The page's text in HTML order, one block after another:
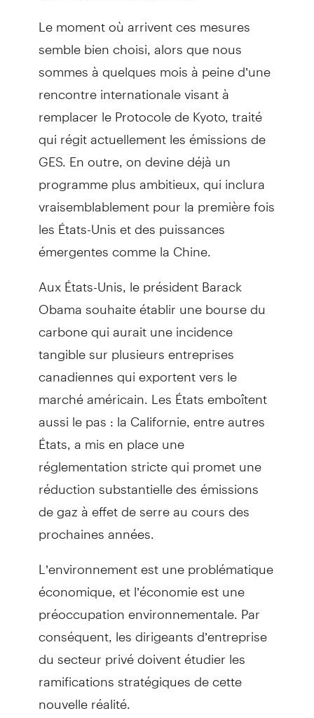
Le moment où arrivent ces mesures
semble bien choisi, alors que nous
sommes à quelques mois à peine d’une
rencontre internationale visant à
remplacer le Protocole de Kyoto, traité
qui régit actuellement les émissions de
GES. En outre, on devine déjà un
programme plus ambitieux, qui inclura
vraisemblablement pour la première fois
les États-Unis et des puissances
émergentes comme la Chine.
Aux États-Unis, le président Barack
Obama souhaite établir une bourse du
carbone qui aurait une incidence
tangible sur plusieurs entreprises
canadiennes qui exportent vers le
marché américain. Les États emboîtent
aussi le pas : la Californie, entre autres
États, a mis en place une
réglementation stricte qui promet une
réduction substantielle des émissions
de gaz à effet de serre au cours des
prochaines années.
L’environnement est une problématique
économique, et l’économie est une
préoccupation environnementale. Par
conséquent, les dirigeants d’entreprise
du secteur privé doivent étudier les
ramifications stratégiques de cette
nouvelle réalité.